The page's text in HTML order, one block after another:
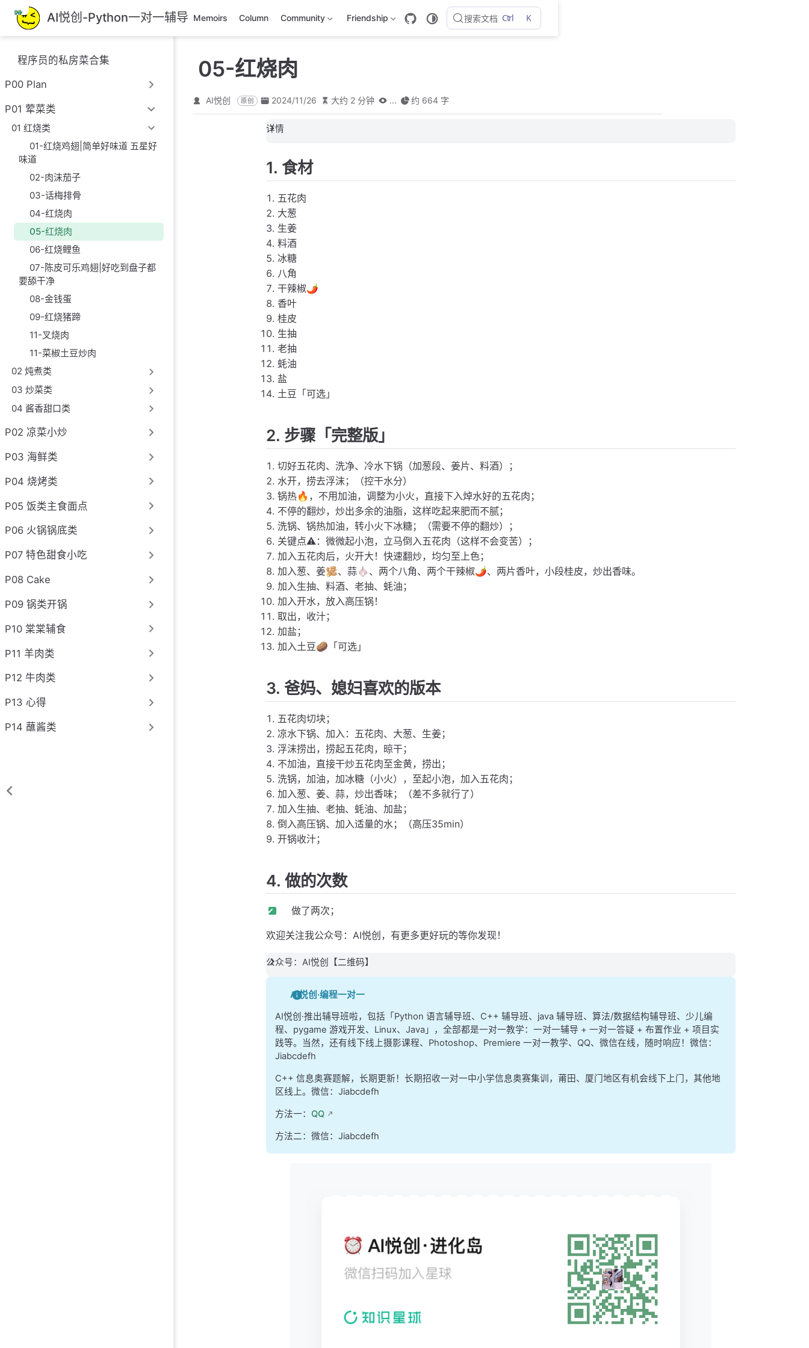
跳
至
主
要
內
AI悦创-Python一对一辅导 Memoirs Column Community Friendship 搜索文档 Ctrl K
程序员的私房菜合集
P00 Plan
P01 荤菜类
01 红烧类
01-红烧鸡翅|简单好味道 五星好
味道
02-肉沫茄子
03-话梅排骨
04-红烧肉
05-红烧肉
06-红烧鲤鱼
07-陈皮可乐鸡翅|好吃到盘子都
要舔干净
08-金钱蛋
09-红烧猪蹄
11-叉烧肉
11-菜椒土豆炒肉
02 炖煮类
03 炒菜类
04 酱香甜口类
P02 凉菜小炒
P03 海鲜类
P04 烧烤类
P05 饭类主食面点
P06 火锅锅底类
P07 特色甜食小吃
P08 Cake
P09 锅类开锅
P10 棠棠辅食
P11 羊肉类
P12 牛肉类
P13 心得
P14 蘸酱类
05-红烧肉
AI悦创 原创 2024/11/26 大约 2 分钟 ... 约 664 字
详情
1. 食材
五花肉
大葱
生姜
料酒
冰糖
八角
干辣椒🌶️
香叶
桂皮
生抽
老抽
蚝油
盐
土豆「可选」
2. 步骤「完整版」
切好五花肉、洗净、冷水下锅（加葱段、姜片、料酒）；
水开，捞去浮沫；（控干水分）
锅热🔥，不用加油，调整为小火，直接下入焯水好的五花肉；
不停的翻炒，炒出多余的油脂，这样吃起来肥而不腻；
洗锅、锅热加油，转小火下冰糖；（需要不停的翻炒）；
关键点⚠️：微微起小泡，立马倒入五花肉（这样不会变苦）；
加入五花肉后，火开大！快速翻炒，均匀至上色；
加入葱、姜🫚、蒜🧄、两个八角、两个干辣椒🌶️、两片香叶，小段桂皮，炒出香味。
加入生抽、料酒、老抽、蚝油；
加入开水，放入高压锅！
取出，收汁；
加盐；
加入土豆🥔「可选」
3. 爸妈、媳妇喜欢的版本
五花肉切块；
凉水下锅、加入：五花肉、大葱、生姜；
浮沫捞出，捞起五花肉，晾干；
不加油，直接干炒五花肉至金黄，捞出；
洗锅，加油，加冰糖（小火），至起小泡，加入五花肉；
加入葱、姜、蒜，炒出香味；（差不多就行了）
加入生抽、老抽、蚝油、加盐；
倒入高压锅、加入适量的水；（高压35min）
开锅收汁；
4. 做的次数
做了两次；
欢迎关注我公众号：AI悦创，有更多更好玩的等你发现！
公众号：AI悦创【二维码】
AI悦创·编程一对一
AI悦创·推出辅导班啦，包括「Python 语言辅导班、C++ 辅导班、java 辅导班、算法/数据结构辅导班、少儿编
程、pygame 游戏开发、Linux、Java」，全部都是一对一教学：一对一辅导 + 一对一答疑 + 布置作业 + 项目实
践等。当然，还有线下线上摄影课程、Photoshop、Premiere 一对一教学、QQ、微信在线，随时响应！微信：
Jiabcdefh
C++ 信息奥赛题解，长期更新！长期招收一对一中小学信息奥赛集训，莆田、厦门地区有机会线下上门，其他地
区线上。微信：Jiabcdefh
方法一： QQ
方法二：微信：Jiabcdefh